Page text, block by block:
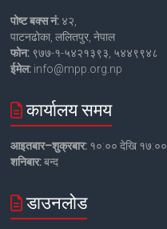
पोष्ट बक्स नं: ४२,
पाटनढोका, ललितपुर, नेपाल
फोन: ९७७-१-५४२१३९३, ५४४९९४८
ईमेल: info@mpp.org.np
कार्यालय समय
आइतबार–शुक्रबार: १०:०० देखि १७:००
शनिबार:बन्द
डाउनलोड